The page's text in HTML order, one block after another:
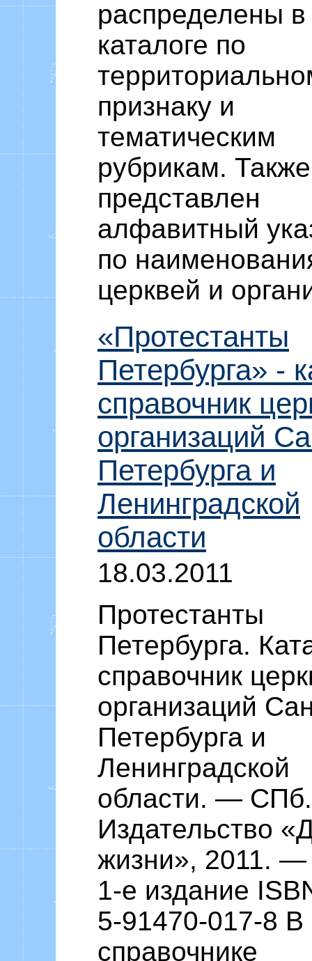
распределены в
каталоге по
признаку и
тематическим
рубрикам. Также
представлен
алфавитный
по
церквей и
«Протестанты
Петербурга» -
справочник
организаций
Петербурга и
Ленинградской
области
18.03.2011
Протестанты
Петербурга.
справочник
организаций
Петербурга и
Ленинградской
области. —
Издательство
жизни», 2011. —
1-е издание
5-91470-017-8 В
справочнике